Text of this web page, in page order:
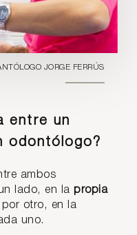
JORGE FERRÚS
entre un
odontólogo?
ambos
lado, en la propia
por otro, en la
uno.